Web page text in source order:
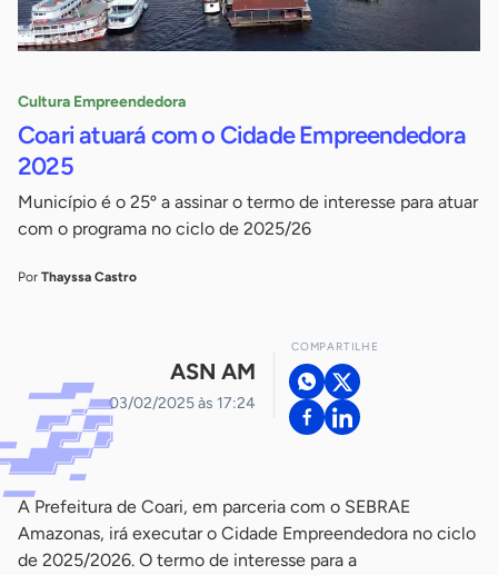
Cultura Empreendedora
Coari atuará com o Cidade Empreendedora
2025
Município é o 25º a assinar o termo de interesse para atuar
com o programa no ciclo de 2025/26
Por Thayssa Castro
ASN AM
03/02/2025 às 17:24
COMPARTILHE
A Prefeitura de Coari, em parceria com o SEBRAE
Amazonas, irá executar o Cidade Empreendedora no ciclo
de 2025/2026. O termo de interesse para a